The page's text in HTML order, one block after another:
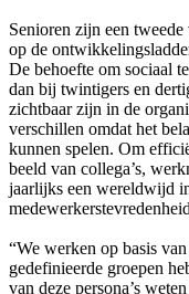
Senioren zijn een
op de
De behoefte om sociaal
dan bij twintigers en
zichtbaar zijn in de
verschillen omdat het
kunnen spelen. Om
beeld van collega’s,
jaarlijks een wereldwijd
“We werken op basis
gedefinieerde groepen
van deze persona’s